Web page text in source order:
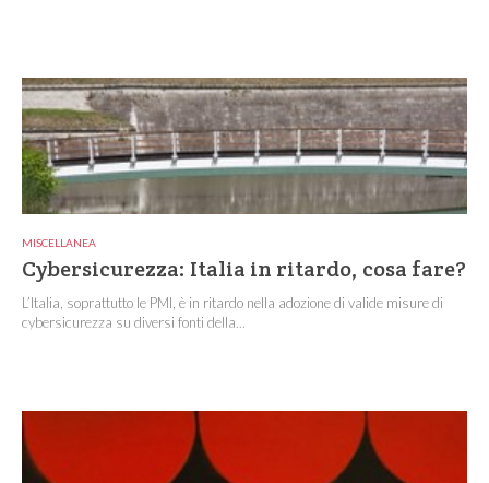
MISCELLANEA
Cybersicurezza: Italia in ritardo, cosa fare?
L’Italia, soprattutto le PMI, è in ritardo nella adozione di valide misure di
cybersicurezza su diversi fonti della...